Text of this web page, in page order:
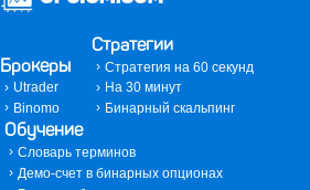
Брокеры
Utrader
Binomo
Стратегии
Стратегия на 60 секунд
На 30 минут
Бинарный скальпинг
Обучение
Словарь терминов
Демо-счет в бинарных опционах